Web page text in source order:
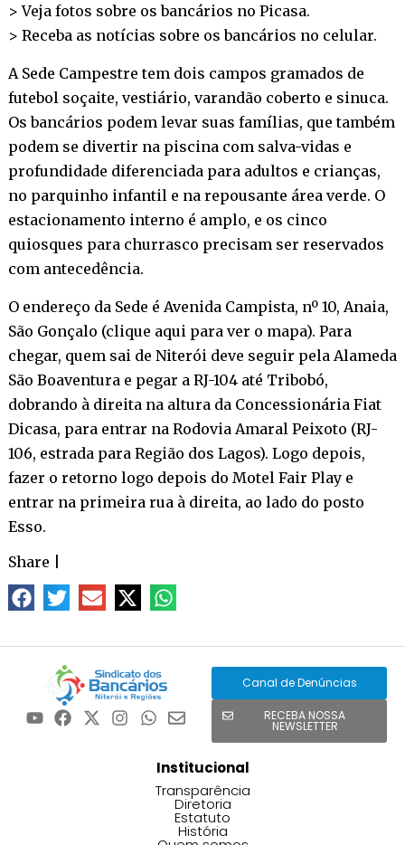
> Veja fotos sobre os bancários no Picasa.
> Receba as notícias sobre os bancários no celular.
A Sede Campestre tem dois campos gramados de
futebol soçaite, vestiário, varandão coberto e sinuca.
Os bancários podem levar suas famílias, que também
podem se divertir na piscina com salva-vidas e
profundidade diferenciada para adultos e crianças,
no parquinho infantil e na repousante área verde. O
estacionamento interno é amplo, e os cinco
quiosques para churrasco precisam ser reservados
com antecedência.
O endereço da Sede é Avenida Campista, nº 10, Anaia,
São Gonçalo (clique aqui para ver o mapa). Para
chegar, quem sai de Niterói deve seguir pela Alameda
São Boaventura e pegar a RJ-104 até Tribobó,
dobrando à direita na altura da Concessionária Fiat
Dicasa, para entrar na Rodovia Amaral Peixoto (RJ-
106, estrada para Região dos Lagos). Logo depois,
fazer o retorno logo depois do Motel Fair Play e
entrar na primeira rua à direita, ao lado do posto
Esso.
Share
Canal de Denúncias
RECEBA NOSSA
NEWSLETTER
Institucional
Transparência
Diretoria
Estatuto
História